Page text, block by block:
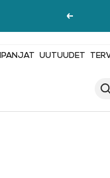
Edellinen
UUTUUDET